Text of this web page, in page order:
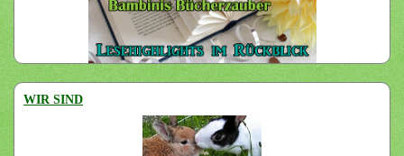
WIR SIND